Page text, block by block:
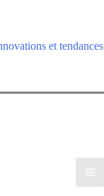
et tendances